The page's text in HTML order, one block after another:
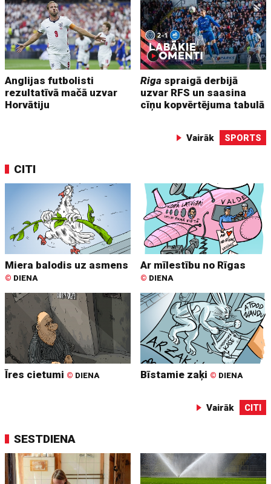
Anglijas futbolisti
rezultatīvā mačā uzvar
Horvātiju
Riga spraigā derbijā
uzvar RFS un saasina
cīņu kopvērtējuma tabulā
Vairāk SPORTS
CITI
Miera balodis uz asmens
© DIENA
Ar mīlestību no Rīgas
© DIENA
Īres cietumi © DIENA Bīstamie zaķi © DIENA
Vairāk CITI
SESTDIENA